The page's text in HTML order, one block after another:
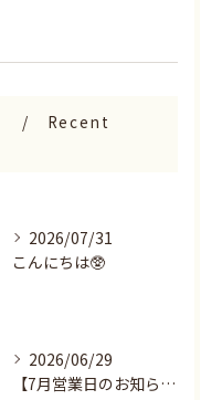
Recent
2026/07/31
こんにちは🥸
2026/06/29
【7月営業日のお知らせ🌻】